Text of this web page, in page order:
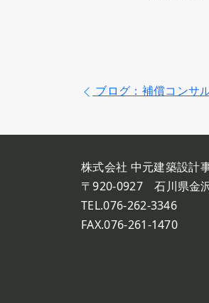
ブログ：補償コンサ
株式会社 中元建築設計
〒920-0927 石川県金
TEL.076-262-3346
FAX.076-261-1470